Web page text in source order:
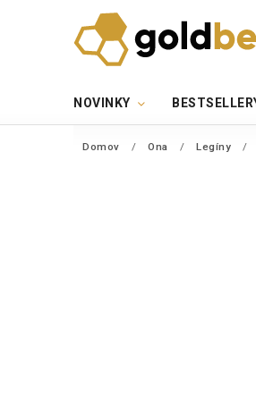
NOVINKY
Domov / Ona / Legíny /